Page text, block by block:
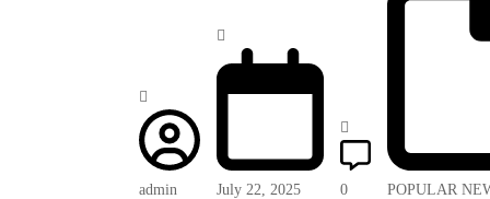
admin July 22, 2025 0 POPULAR